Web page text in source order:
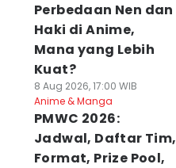
Perbedaan Nen dan
Haki di Anime,
Mana yang Lebih
Kuat?
8 Aug 2026, 17:00 WIB
Anime & Manga
PMWC 2026:
Jadwal, Daftar Tim,
Format, Prize Pool,